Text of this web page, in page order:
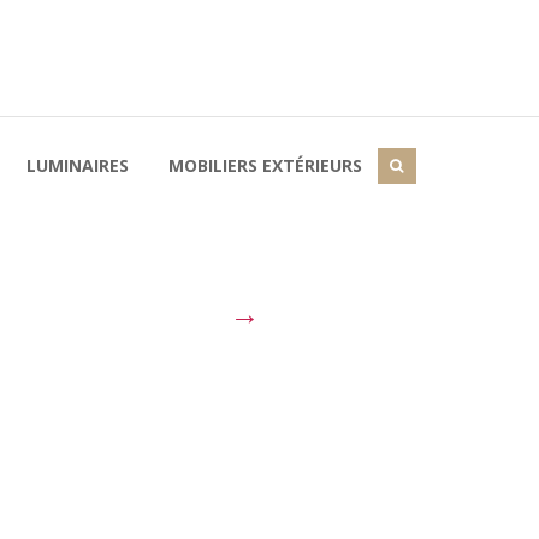
LUMINAIRES MOBILIERS EXTÉRIEURS
→